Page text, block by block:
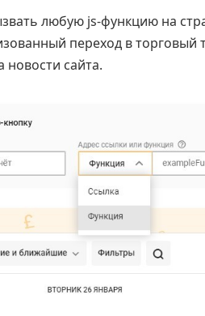
любую js-функцию на
переход в торговый
сайта.